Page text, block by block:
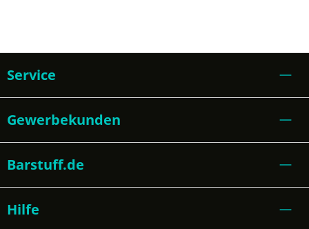
Service
Gewerbekunden
Barstuff.de
Hilfe